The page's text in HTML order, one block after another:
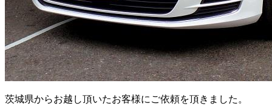
茨城県からお越し頂いたお客様にご依頼を頂きました。